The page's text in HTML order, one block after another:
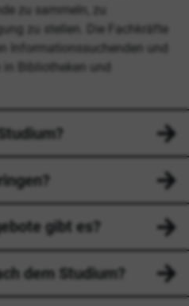
zu sammeln, zu
zu stellen. Die Fachkräfte
Informationssuchenden und
Bibliotheken und
gibt es?
dem Studium?